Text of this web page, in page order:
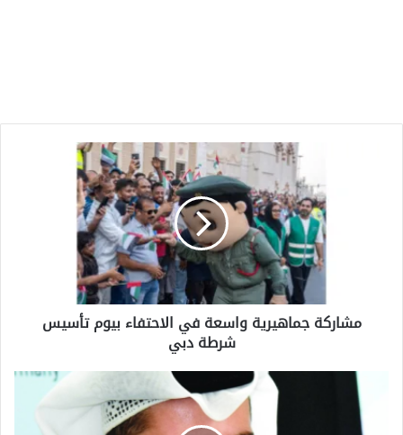
مشاركة جماهيرية واسعة في الاحتفاء بيوم تأسيس
شرطة دبي
متاحف
MSHEREB
منصة